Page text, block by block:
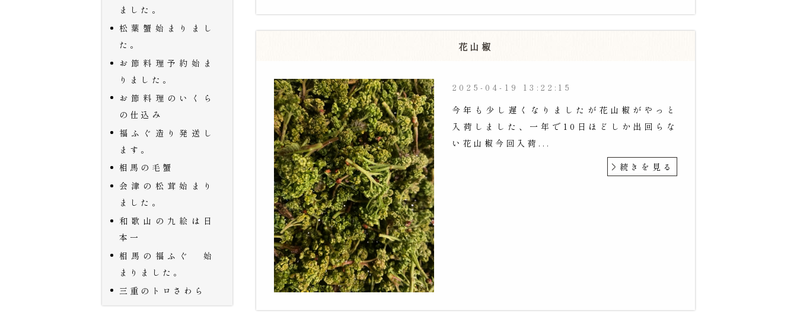
ました。
松葉蟹始まりまし
た。
お節料理予約始ま
りました。
お節料理のいくら
の仕込み
福ふぐ造り発送し
ます。
相馬の毛蟹
会津の松茸始まり
ました。
和歌山の九絵は日
本一
相馬の福ふぐ 始
まりました。
三重のトロさわら
花山椒
2025-04-19 13:22:15
今年も少し遅くなりましたが花山椒がやっと
入荷しました、一年で10日ほどしか出回らな
い花山椒今回入荷...
続きを見る